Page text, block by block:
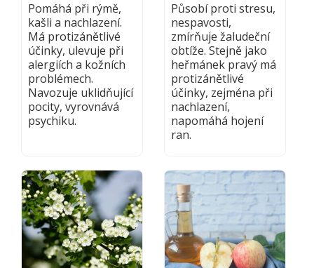
Pomáhá při rýmě,
kašli a nachlazení.
Má protizánětlivé
účinky, ulevuje při
alergiích a kožních
problémech.
Navozuje uklidňující
pocity, vyrovnává
psychiku.
Působí proti stresu,
nespavosti,
zmírňuje žaludeční
obtíže. Stejně jako
heřmánek pravý má
protizánětlivé
účinky, zejména při
nachlazení,
napomáhá hojení
ran.